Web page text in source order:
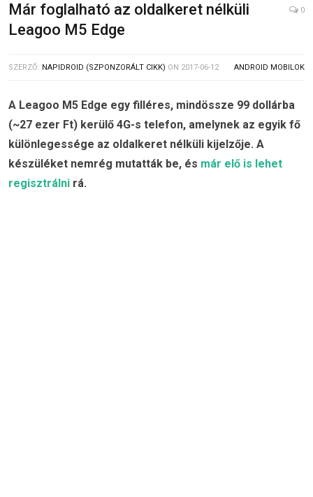
Már foglalható az oldalkeret nélküli
Leagoo M5 Edge
0
SZERZŐ: NAPIDROID (SZPONZORÁLT CIKK) ON 2017-06-12 ANDROID MOBILOK
A Leagoo M5 Edge egy filléres, mindössze 99 dollárba
(~27 ezer Ft) kerülő 4G-s telefon, amelynek az egyik fő
különlegessége az oldalkeret nélküli kijelzője. A
készüléket nemrég mutatták be, és már elő is lehet
regisztrálni rá.